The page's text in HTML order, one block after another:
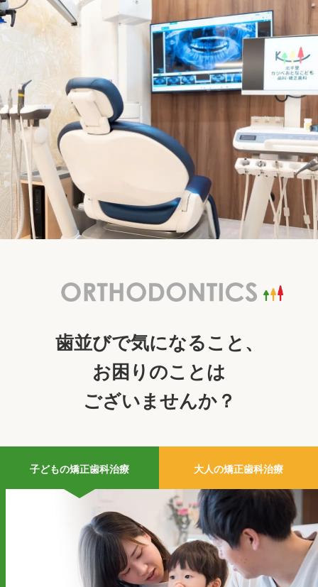
歯並びで気になること、
お困りのことは
ございませんか？
子どもの矯正歯科治療 大人の矯正歯科治療